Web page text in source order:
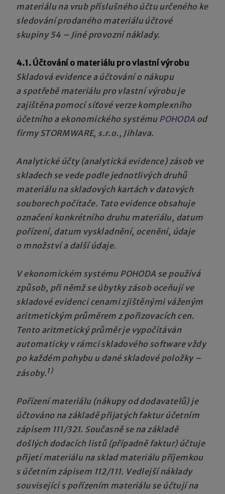
materiálu na vrub příslušného účtu určeného ke
sledování prodaného materiálu účtové
skupiny 54 – Jiné provozní náklady.
4.1. Účtování o materiálu pro vlastní výrobu
Skladová evidence a účtování o nákupu
a spotřebě materiálu pro vlastní výrobu je
zajištěna pomocísíťové verze komplexního
účetního a ekonomického systému POHODA od
firmy STORMWARE, s.r.o., Jihlava.
Analytické účty (analytická evidence) zásob ve
skladech se vede podle jednotlivých druhů
materiálu na skladových kartách v datových
souborech počítače. Tato evidence obsahuje
označení konkrétního druhu materiálu, datum
pořízení, datum vyskladnění, ocenění, údaje
o množství a další údaje.
V ekonomickém systému POHODA se používá
způsob, při němž se úbytky zásob oceňují ve
skladové evidenci cenami zjištěnými váženým
aritmetickým průměrem z pořizovacích cen.
Tento aritmetický průměr je vypočítáván
automaticky v rámci skladového software vždy
po každém pohybu u dané skladové položky –
zásoby.1)
Pořízení materiálu (nákupy od dodavatelů) je
účtováno na základě přijatých faktur účetním
zápisem 111/321. Současně se na základě
došlých dodacích listů (případně faktur) účtuje
přijetí materiálu na sklad materiálu příjemkou
s účetním zápisem 112/111. Vedlejší náklady
související s pořízením materiálu se účtují na